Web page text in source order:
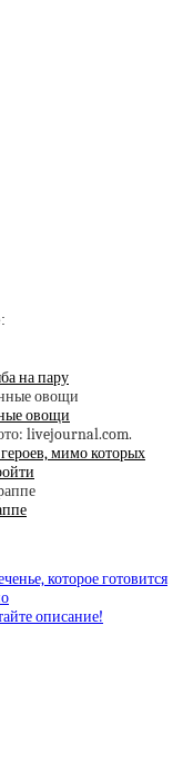
на пару
овощи
мимо которых
которое готовится
описание!